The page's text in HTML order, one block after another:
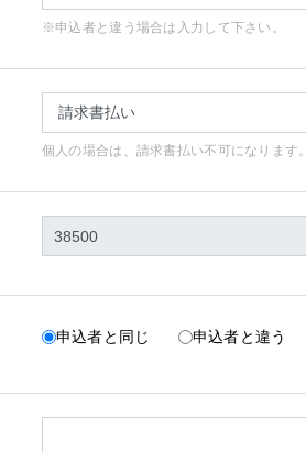
※申込者と違う場合は入力して下さい。
個人の場合は、請求書払い不可になります。
申込者と同じ 申込者と違う